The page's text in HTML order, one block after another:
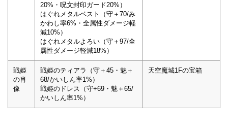
20%・呪文封印ガード20%）
はぐれメタルベスト（守＋70/み
かわし率6%・全属性ダメージ軽
減10%）
はぐれメタルよろい（守＋97/全
属性ダメージ軽減18%）
戦姫
の肖
像
戦姫のティアラ（守＋45・魅＋
68/かいしん率1%）
戦姫のドレス（守+69・魅＋65/
かいしん率1%）
天空魔城1Fの宝箱